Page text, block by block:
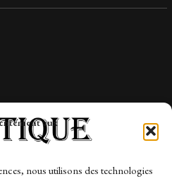
aux
nous utilisons des technologies